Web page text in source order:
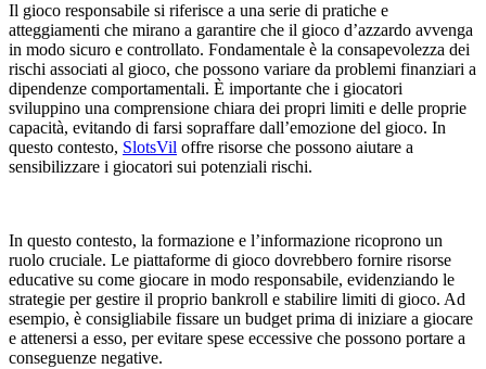
Il gioco responsabile si riferisce a una serie di pratiche e
atteggiamenti che mirano a garantire che il gioco d’azzardo avvenga
in modo sicuro e controllato. Fondamentale è la consapevolezza dei
rischi associati al gioco, che possono variare da problemi finanziari a
dipendenze comportamentali. È importante che i giocatori
sviluppino una comprensione chiara dei propri limiti e delle proprie
capacità, evitando di farsi sopraffare dall’emozione del gioco. In
questo contesto, SlotsVil offre risorse che possono aiutare a
sensibilizzare i giocatori sui potenziali rischi.
In questo contesto, la formazione e l’informazione ricoprono un
ruolo cruciale. Le piattaforme di gioco dovrebbero fornire risorse
educative su come giocare in modo responsabile, evidenziando le
strategie per gestire il proprio bankroll e stabilire limiti di gioco. Ad
esempio, è consigliabile fissare un budget prima di iniziare a giocare
e attenersi a esso, per evitare spese eccessive che possono portare a
conseguenze negative.